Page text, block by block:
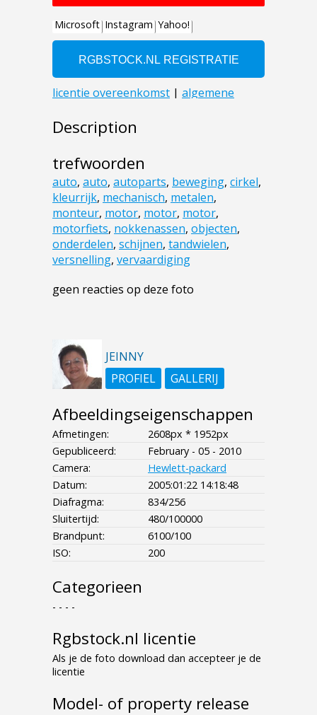
Description
trefwoorden
auto, auto, autoparts, beweging, cirkel,
kleurrijk, mechanisch, metalen,
monteur, motor, motor, motor,
motorfiets, nokkenassen, objecten,
onderdelen, schijnen, tandwielen,
versnelling, vervaardiging
geen reacties op deze foto
JEINNY
PROFIEL
GALLERIJ
Afbeeldingseigenschappen
Afmetingen:
2608px * 1952px
Gepubliceerd:
February - 05 - 2010
Camera:
Hewlett-packard
Datum:
2005:01:22 14:18:48
Diafragma:
834/256
Sluitertijd:
480/100000
Brandpunt:
6100/100
ISO:
200
Categorieen
- - - -
Rgbstock.nl licentie
Als je de foto download dan accepteer je de
licentie
Model- of property release